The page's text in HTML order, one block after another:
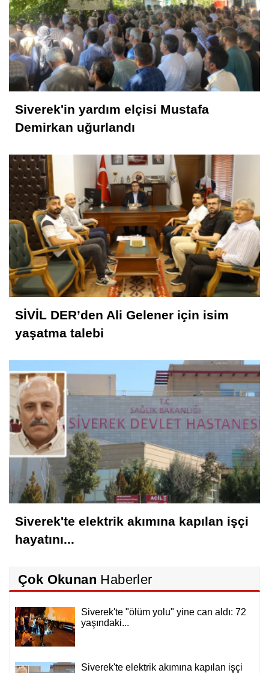
Siverek'in yardım elçisi Mustafa
Demirkan uğurlandı
SİVİL DER’den Ali Gelener için isim
yaşatma talebi
Siverek'te elektrik akımına kapılan işçi
hayatını...
Çok Okunan Haberler
Siverek'te "ölüm yolu" yine can aldı: 72
yaşındaki...
Siverek'te elektrik akımına kapılan işçi